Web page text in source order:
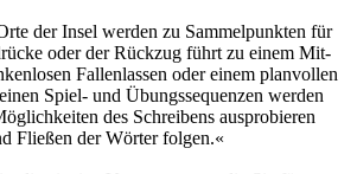
der Insel werden zu Sammelpunkten für
oder der Rückzug führt zu einem Mit-
Fallenlassen oder einem planvollen
Spiel- und Übungssequenzen werden
des Schreibens ausprobieren
Fließen der Wörter folgen.«